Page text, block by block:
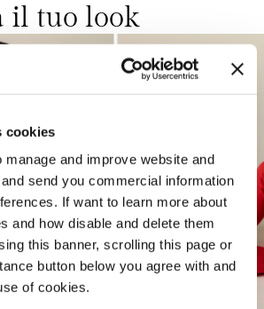
cookies
manage and improve website and
send you commercial information
If want to learn more about
and how disable and delete them
this banner, scrolling this page or
button below you agree with and
of cookies.
il tuo look
Next